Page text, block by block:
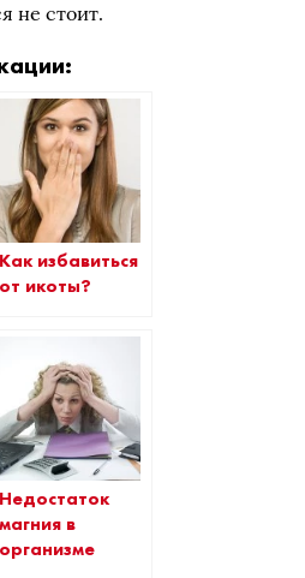
не стоит.
Как избавиться
от икоты?
Недостаток
магния в
организме